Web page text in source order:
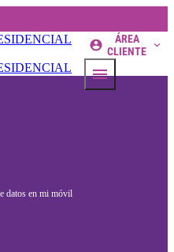
ÁREA
CLIENTE
datos en mi móvil